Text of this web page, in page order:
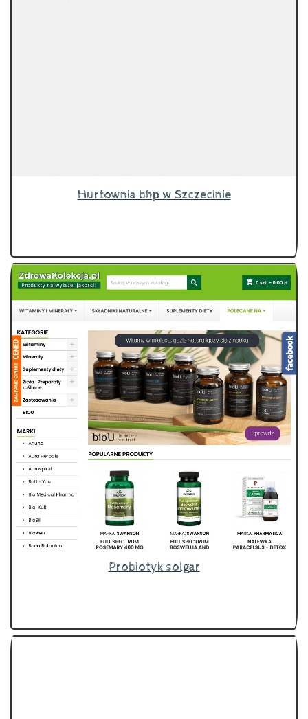
Hurtownia bhp w Szczecinie
Probiotyk solgar